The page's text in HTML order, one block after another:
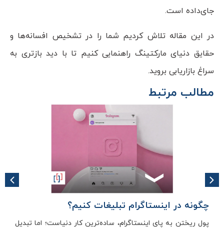
جای‌داده است.
در این مقاله تلاش کردیم شما را در تشخیص افسانه‌ها و
حقایق دنیای مارکتینگ راهنمایی کنیم تا با دید بازتری به
سراغ بازاریابی بروید.
مطالب مرتبط
چگونه در اینستاگرام تبلیغات کنیم؟
پول ریختن به پای اینستاگرام، ساده‌ترین کار دنیاست؛ اما تبدیل